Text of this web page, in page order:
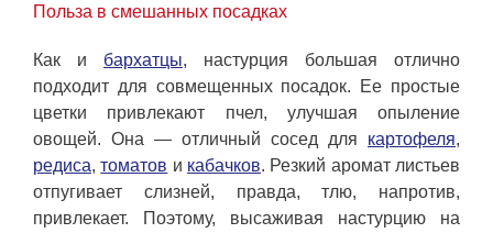
Польза в смешанных посадках
Как и бархатцы, настурция большая отлично
подходит для совмещенных посадок. Ее простые
цветки привлекают пчел, улучшая опыление
овощей. Она — отличный сосед для картофеля,
редиса,томатов и кабачков. Резкий аромат листьев
отпугивает слизней, правда, тлю, напротив,
привлекает. Поэтому, высаживая настурцию на